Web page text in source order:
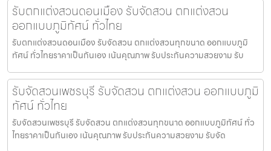
รับตกแต่งสวนดอนเมือง รับจัดสวน ตกแต่งสวน
ออกแบบภูมิทัศน์ ทั่วไทย
รับตกแต่งสวนดอนเมือง รับจัดสวน ตกแต่งสวนทุกขนาด ออกแบบภูมิ
ทัศน์ ทั่วไทยราคาเป็นกันเอง เน้นคุณภาพ รับประกันความสวยงาม รับ
รับจัดสวนเพชรบุรี รับจัดสวน ตกแต่งสวน ออกแบบภูมิ
ทัศน์ ทั่วไทย
รับจัดสวนเพชรบุรี รับจัดสวน ตกแต่งสวนทุกขนาด ออกแบบภูมิทัศน์ ทั่ว
ไทยราคาเป็นกันเอง เน้นคุณภาพ รับประกันความสวยงาม รับจัด